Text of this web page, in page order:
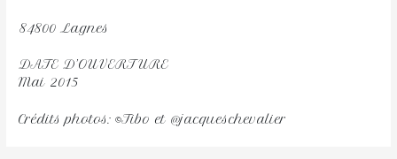
84800 Lagnes
DATE D’OUVERTURE
Mai 2015
Crédits photos: ©Tibo et @jacqueschevalier